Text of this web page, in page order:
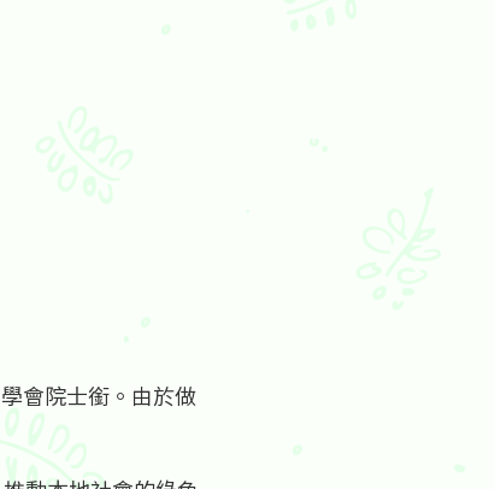
會院士銜。由於做